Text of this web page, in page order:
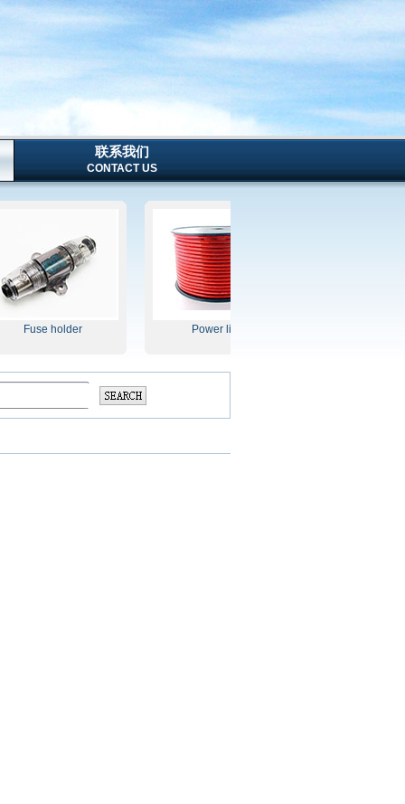
联系我们
CONTACT US
Fuse holder Power line